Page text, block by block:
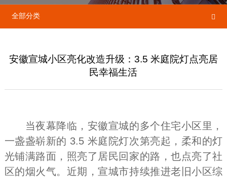
全部分类 
安徽宣城小区亮化改造升级：3.5 米庭院灯点亮居
民幸福生活
当夜幕降临，安徽宣城的多个住宅小区里，
一盏盏崭新的 3.5 米庭院灯次第亮起，柔和的灯
光铺满路面，照亮了居民回家的路，也点亮了社
区的烟火气。近期，宣城市持续推进老旧小区综